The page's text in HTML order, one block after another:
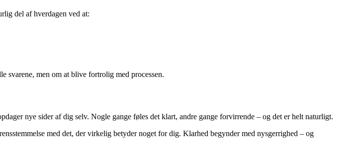
del af hverdagen ved at:
svarene, men om at blive fortrolig med processen.
nye sider af dig selv. Nogle gange føles det klart, andre gange forvirrende – og det er helt naturligt.
med det, der virkelig betyder noget for dig. Klarhed begynder med nysgerrighed – og